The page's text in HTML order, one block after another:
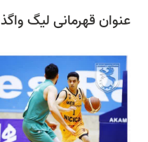
عنوان قهرمانی لیگ